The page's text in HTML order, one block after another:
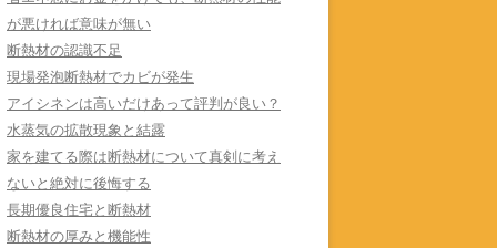
が悪ければ意味が無い
断熱材の認識不足
現場発泡断熱材でカビが発生
アイシネンは高いだけあって評判が良い？
水蒸気の拡散現象と結露
家を建てる際は断熱材について真剣に考え
ないと絶対に後悔する
長期優良住宅と断熱材
断熱材の厚みと機能性